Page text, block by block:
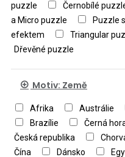
Loup
Kandinskij Vasilij
Kevin
Leonardo da Vinci
Mateo Dineen
Mélanie Delon
puzzle
Černobílé
a Micro puzzle
Puzzle
efektem
Triangular
Dřevěné puzzle
Motiv: Země
Afrika Austrálie
Brazílie
Černá
Česká republika
Čína
Dánsko